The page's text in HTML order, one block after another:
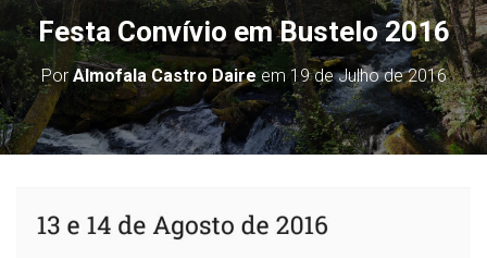
Festa Convívio em Bustelo 2016
PorAlmofala Castro Daireem19 de Julho de 2016